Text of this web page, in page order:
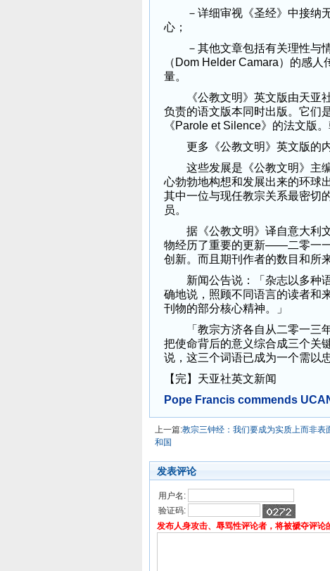
－详细审视《圣经》中接纳无
心；
－其他文章包括有关理性与情
（Dom Helder Camara）的感
量。
《公教文明》英文版由天亚社
负责的语文版本同时出版。它们
《Parole et Silence》的法文版
更多《公教文明》英文版的内
这些发展是《公教文明》主编
心勃勃地构想和发展出来的环球
其中一位与现任教宗关系最密切
员。
据《公教文明》译自意大利文
物经历了重要的更新——二零一
创新。而且期刊作者的数目和所
新闻公告说：「杂志以多种语
确地说，照顾不同语言的读者和
刊物的部分核心精神。」
「教宗方济各自从二零一三年
把使命背后的意义综合成三个关
说，这三个词语已成为一个需以
【完】天亚社英文新闻
Pope Francis commends
上一篇:教宗三钟经：我们要成为实质上而非表
和国
发表评论
用户名:
验证码:
发布人身攻击、辱骂性评论者，将被褫夺评论